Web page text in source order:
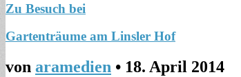
Zu Besuch bei
Gartenträume am Linsler Hof
von aramedien • 18. April 2014